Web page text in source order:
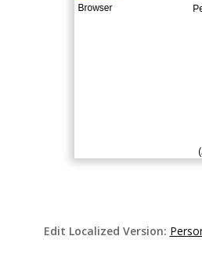
Edit Localized Version: